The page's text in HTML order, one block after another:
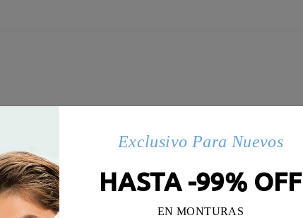
Exclusivo Para Nuevos
HASTA -99% OFF
EN MONTURAS